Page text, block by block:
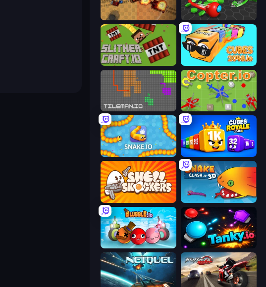
Tanko.io Hexanaut.io
SlitherCraft.io Cubes 2048.io
TileMan.io Copter.io
Snake.io Cubes 2048 Royale
Shell Shockers Snake Clash.io
Blubble.io Tanky.io